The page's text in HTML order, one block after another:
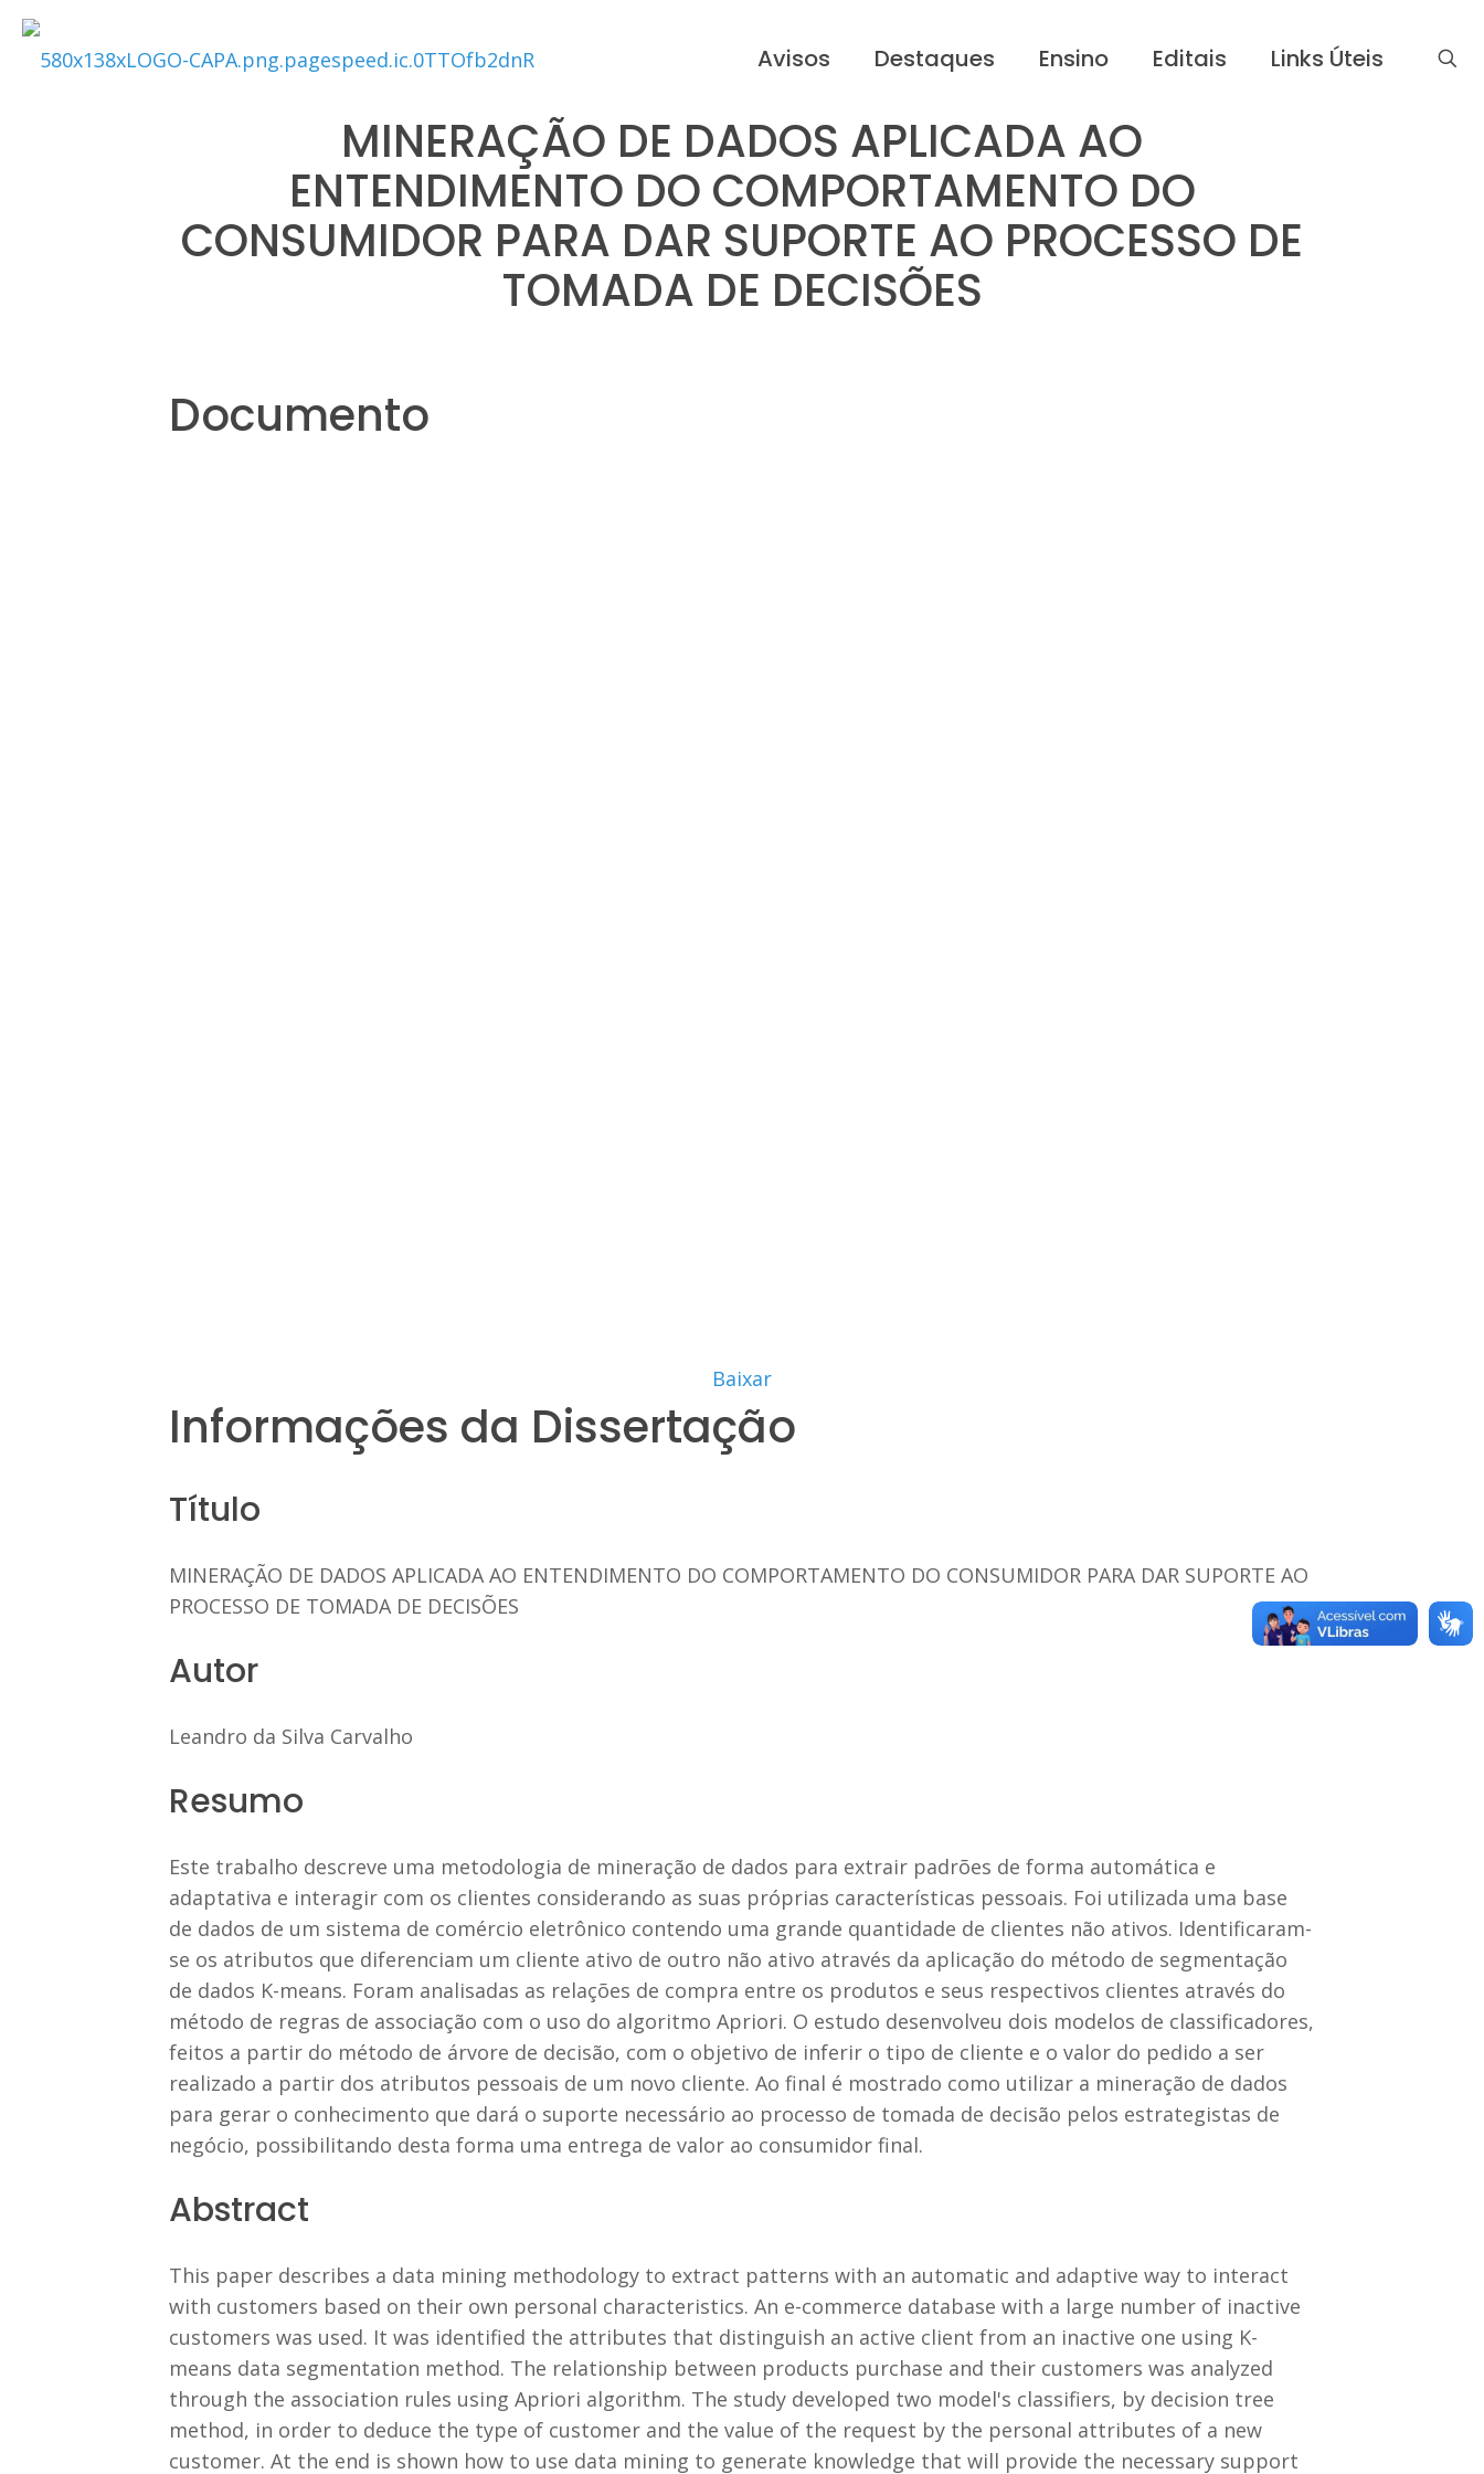
Avisos Destaques Ensino Editais Links Úteis
MINERAÇÃO DE DADOS APLICADA AO
ENTENDIMENTO DO COMPORTAMENTO DO
CONSUMIDOR PARA DAR SUPORTE AO PROCESSO DE
TOMADA DE DECISÕES
Documento
Baixar
Informações da Dissertação
Título
MINERAÇÃO DE DADOS APLICADA AO ENTENDIMENTO DO COMPORTAMENTO DO CONSUMIDOR PARA DAR SUPORTE AO
PROCESSO DE TOMADA DE DECISÕES
Autor
Leandro da Silva Carvalho
Resumo
Este trabalho descreve uma metodologia de mineração de dados para extrair padrões de forma automática e
adaptativa e interagir com os clientes considerando as suas próprias características pessoais. Foi utilizada uma base
de dados de um sistema de comércio eletrônico contendo uma grande quantidade de clientes não ativos. Identificaram-
se os atributos que diferenciam um cliente ativo de outro não ativo através da aplicação do método de segmentação
de dados K-means. Foram analisadas as relações de compra entre os produtos e seus respectivos clientes através do
método de regras de associação com o uso do algoritmo Apriori. O estudo desenvolveu dois modelos de classificadores,
feitos a partir do método de árvore de decisão, com o objetivo de inferir o tipo de cliente e o valor do pedido a ser
realizado a partir dos atributos pessoais de um novo cliente. Ao final é mostrado como utilizar a mineração de dados
para gerar o conhecimento que dará o suporte necessário ao processo de tomada de decisão pelos estrategistas de
negócio, possibilitando desta forma uma entrega de valor ao consumidor final.
Abstract
This paper describes a data mining methodology to extract patterns with an automatic and adaptive way to interact
with customers based on their own personal characteristics. An e-commerce database with a large number of inactive
customers was used. It was identified the attributes that distinguish an active client from an inactive one using K-
means data segmentation method. The relationship between products purchase and their customers was analyzed
through the association rules using Apriori algorithm. The study developed two model's classifiers, by decision tree
method, in order to deduce the type of customer and the value of the request by the personal attributes of a new
customer. At the end is shown how to use data mining to generate knowledge that will provide the necessary support